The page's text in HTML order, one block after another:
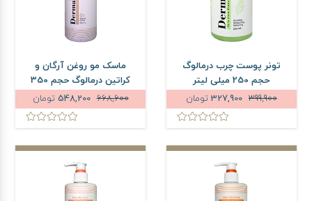
تونر پوست چرب درمالوگ
حجم 250 میلی لیتر
399,900
327,900 تومان
ماسک مو روغن آرگان و
کراتین درمالوگ حجم 350
میلی لیتر668,600
548,200 تومان